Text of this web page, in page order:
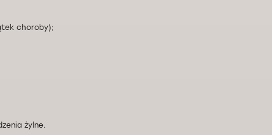
choroby);
żylne.